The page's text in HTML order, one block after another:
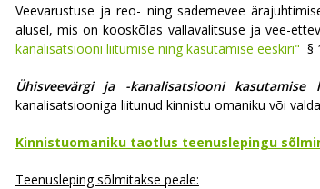
Veevarustuse ja reo- ning sademevee
alusel, mis on kooskõlas vallavalitsuse ja vee-
kanalisatsiooni liitumise ning kasutamise eeskiri" §
Ühisveevärgi ja -kanalisatsiooni
kanalisatsiooniga liitunud kinnistu omaniku või
Kinnistuomaniku taotlus teenuslepingu
Teenusleping sõlmitakse peale: